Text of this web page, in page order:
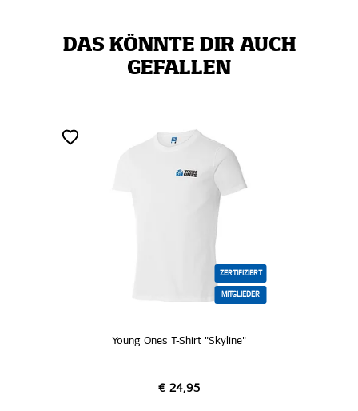
DAS KÖNNTE DIR AUCH
GEFALLEN
ZERTIFIZIERT
MITGLIEDER
Young Ones T-Shirt "Skyline"
€ 24,95